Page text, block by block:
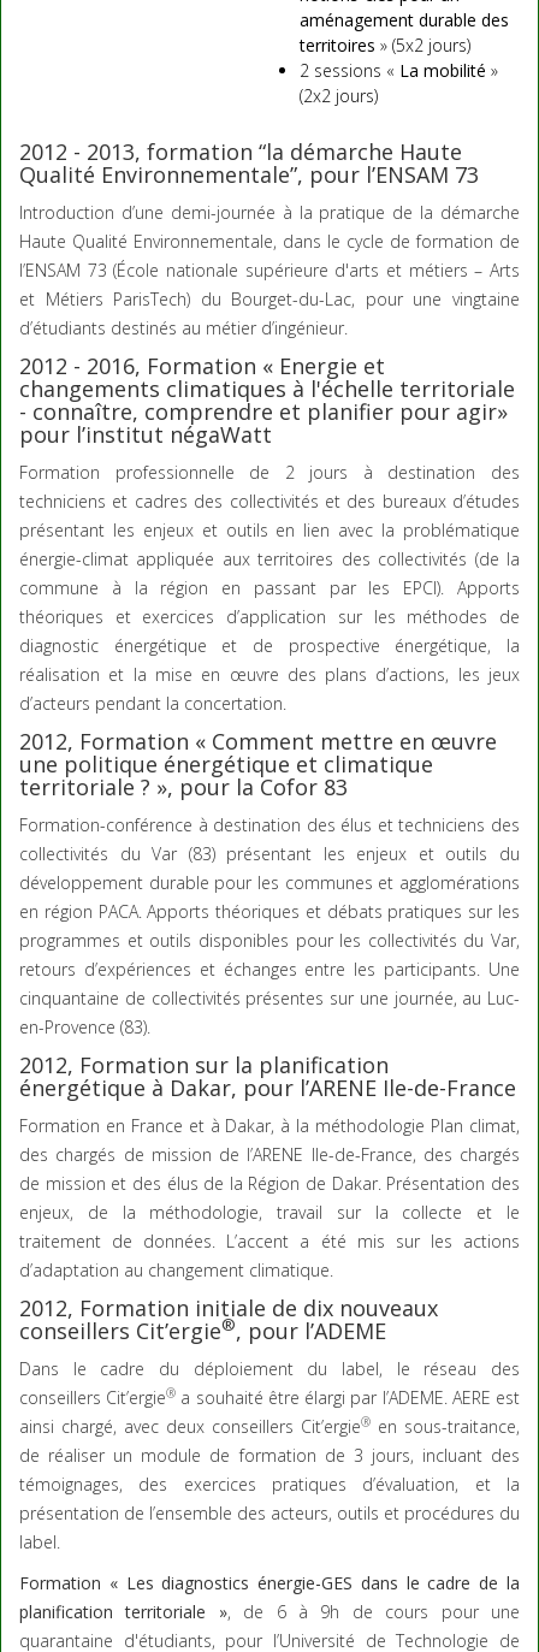
aménagement durable des
territoires » (5x2 jours)
2 sessions « La mobilité »
(2x2 jours)
2012 - 2013, formation “la démarche Haute
Qualité Environnementale”, pour l’ENSAM 73
Introduction d’une demi-journée à la pratique de la démarche
Haute Qualité Environnementale, dans le cycle de formation de
l’ENSAM 73 (École nationale supérieure d'arts et métiers – Arts
et Métiers ParisTech) du Bourget-du-Lac, pour une vingtaine
d’étudiants destinés au métier d’ingénieur.
2012 - 2016, Formation « Energie et
changements climatiques à l'échelle territoriale
- connaître, comprendre et planifier pour agir»
pour l’institut négaWatt
Formation professionnelle de 2 jours à destination des
techniciens et cadres des collectivités et des bureaux d’études
présentant les enjeux et outils en lien avec la problématique
énergie-climat appliquée aux territoires des collectivités (de la
commune à la région en passant par les EPCI). Apports
théoriques et exercices d’application sur les méthodes de
diagnostic énergétique et de prospective énergétique, la
réalisation et la mise en œuvre des plans d’actions, les jeux
d’acteurs pendant la concertation.
2012, Formation « Comment mettre en œuvre
une politique énergétique et climatique
territoriale ? », pour la Cofor 83
Formation-conférence à destination des élus et techniciens des
collectivités du Var (83) présentant les enjeux et outils du
développement durable pour les communes et agglomérations
en région PACA. Apports théoriques et débats pratiques sur les
programmes et outils disponibles pour les collectivités du Var,
retours d’expériences et échanges entre les participants. Une
cinquantaine de collectivités présentes sur une journée, au Luc-
en-Provence (83).
2012, Formation sur la planification
énergétique à Dakar, pour l’ARENE Ile-de-France
Formation en France et à Dakar, à la méthodologie Plan climat,
des chargés de mission de l’ARENE Ile-de-France, des chargés
de mission et des élus de la Région de Dakar. Présentation des
enjeux, de la méthodologie, travail sur la collecte et le
traitement de données. L’accent a été mis sur les actions
d’adaptation au changement climatique.
2012, Formation initiale de dix nouveaux
conseillers Cit’ergie®, pour l’ADEME
Dans le cadre du déploiement du label, le réseau des
conseillers Cit’ergie® a souhaité être élargi par l’ADEME. AERE est
ainsi chargé, avec deux conseillers Cit’ergie® en sous-traitance,
de réaliser un module de formation de 3 jours, incluant des
témoignages, des exercices pratiques d’évaluation, et la
présentation de l’ensemble des acteurs, outils et procédures du
label.
Formation « Les diagnostics énergie-GES dans le cadre de la
planification territoriale », de 6 à 9h de cours pour une
quarantaine d'étudiants, pour l’Université de Technologie de